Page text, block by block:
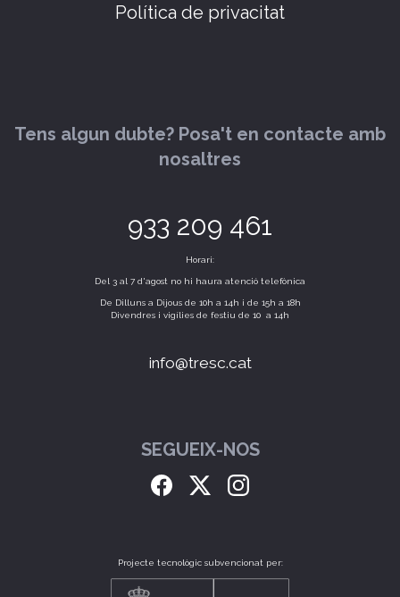
Política de privacitat
Tens algun dubte? Posa't en contacte amb
nosaltres
933 209 461
Horari:
Del 3 al 7 d'agost no hi haura atenció telefònica
De Dilluns a Dijous de 10h a 14h i de 15h a 18h
Divendres i vigílies de festiu de 10 a 14h
info@tresc.cat
SEGUEIX-NOS
Projecte tecnològic subvencionat per: